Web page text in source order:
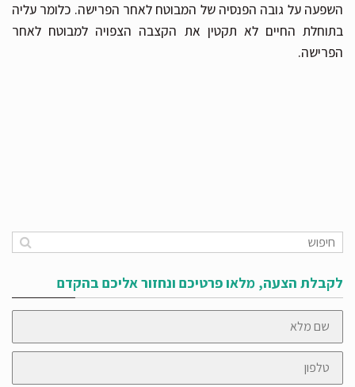
השפעה על גובה הפנסיה של המבוטח לאחר הפרישה. כלומר עליה
בתוחלת החיים לא תקטין את הקצבה הצפויה למבוטח לאחר
הפרישה.
לקבלת הצעה, מלאו פרטיכם ונחזור אליכם בהקדם
שם
מלא
טלפון